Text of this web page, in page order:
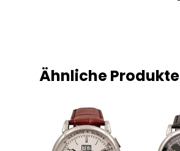
Ähnliche Produkte